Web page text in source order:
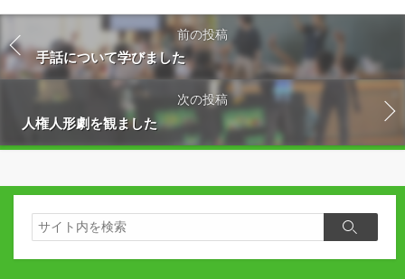
前の投稿
手話について学びました
次の投稿
人権人形劇を観ました
検
索
検